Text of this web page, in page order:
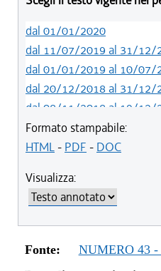
dal 01/01/2020
dal 11/07/2019 al 31/12/
dal 01/01/2019 al 10/07/
dal 20/12/2018 al 31/12/
dal 08/11/2018 al 19/12/
dal 29/03/2018 al 07/11/
dal 15/02/2018 al 28/03/
dal 10/08/2017 al 04/01/
dal 13/08/2016 al 09/08/
dal 13/01/2016 al 12/08/
dal 11/08/2015 al 12/01/
Formato stampabile:
HTML- PDF - DOC
Visualizza:
Fonte:
NUMERO 43 -